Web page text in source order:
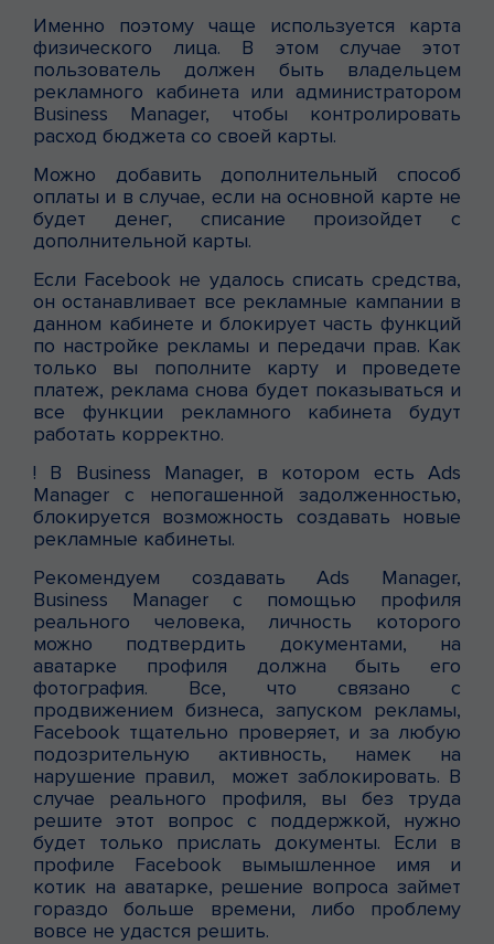
Именно поэтому чаще используется карта
физического лица. В этом случае этот
пользователь должен быть владельцем
рекламного кабинета или администратором
Business Manager, чтобы контролировать
расход бюджета со своей карты.
Можно добавить дополнительный способ
оплаты и в случае, если на основной карте не
будет денег, списание произойдет с
дополнительной карты.
Если Facebook не удалось списать средства,
он останавливает все рекламные кампании в
данном кабинете и блокирует часть функций
по настройке рекламы и передачи прав. Как
только вы пополните карту и проведете
платеж, реклама снова будет показываться и
все функции рекламного кабинета будут
работать корректно.
! В Business Manager, в котором есть Ads
Manager с непогашенной задолженностью,
блокируется возможность создавать новые
рекламные кабинеты.
Рекомендуем создавать Ads Manager,
Business Manager с помощью профиля
реального человека, личность которого
можно подтвердить документами, на
аватарке профиля должна быть его
фотография. Все, что связано с
продвижением бизнеса, запуском рекламы,
Facebook тщательно проверяет, и за любую
подозрительную активность, намек на
нарушение правил, может заблокировать. В
случае реального профиля, вы без труда
решите этот вопрос с поддержкой, нужно
будет только прислать документы. Если в
профиле Facebook вымышленное имя и
котик на аватарке, решение вопроса займет
гораздо больше времени, либо проблему
вовсе не удастся решить.